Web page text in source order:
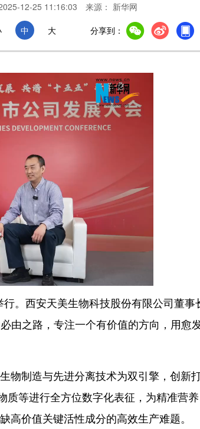
12-25 11:16:03 来源： 新华网
中 大 分享到：
。西安天美生物科技股份有限公司董事
由之路，专注一个有价值的方向，用愈
制造与先进分离技术为双引擎，创新
质等进行全方位数字化表征，为精准营
价值关键活性成分的高效生产难题。